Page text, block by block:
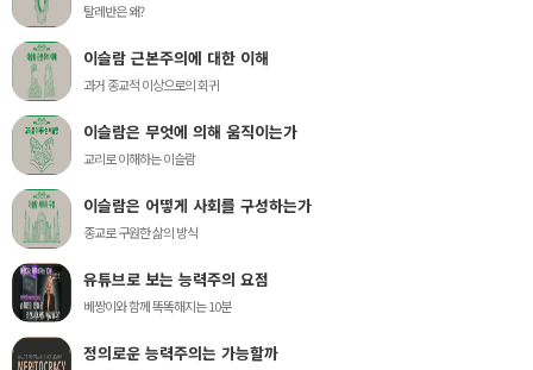
탈레반은 왜?
이슬람 근본주의에 대한 이해
과거 종교적 이상으로의 회귀
이슬람은 무엇에 의해 움직이는가
교리로 이해하는 이슬람
이슬람은 어떻게 사회를 구성하는가
종교로 구원한 삶의 방식
유튜브로 보는 능력주의 요점
베짱이와 함께 똑똑해지는 10분
정의로운 능력주의는 가능할까